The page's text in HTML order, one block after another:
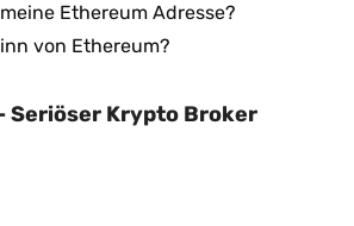
Ethereum Adresse?
von Ethereum?
Seriöser Krypto Broker